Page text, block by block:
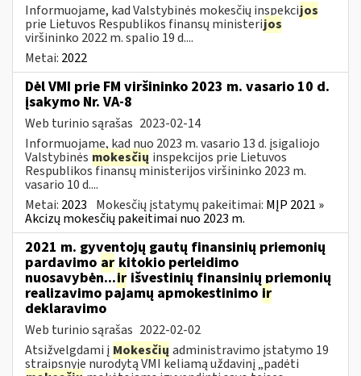
Informuojame, kad Valstybinės mokesčių inspekcijos
prie Lietuvos Respublikos finansų ministerijos
viršininko 2022 m. spalio 19 d....
Metai: 2022
Dėl VMI prie FM viršininko 2023 m. vasario 10 d.
įsakymo Nr. VA-8
Web turinio sąrašas 2023-02-14
Informuojame, kad nuo 2023 m. vasario 13 d. įsigaliojo
Valstybinės mokesčių inspekcijos prie Lietuvos
Respublikos finansų ministerijos viršininko 2023 m.
vasario 10 d....
Metai: 2023 Mokesčių įstatymų pakeitimai: MĮP 2021 »
Akcizų mokesčių pakeitimai nuo 2023 m.
2021 m. gyventojų gautų finansinių priemonių
pardavimo ar kitokio perleidimo
nuosavybėn...ir išvestinių finansinių priemonių
realizavimo pajamų apmokestinimo ir
deklaravimo
Web turinio sąrašas 2022-02-02
Atsižvelgdami į Mokesčių administravimo įstatymo 19
straipsnyje nurodytą VMI keliamą uždavinį „padėti